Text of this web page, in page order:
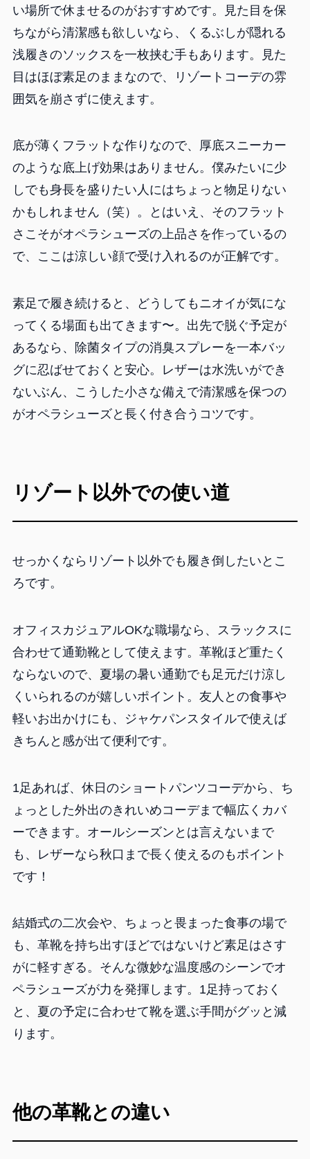
い場所で休ませるのがおすすめです。見た目を保
ちながら清潔感も欲しいなら、くるぶしが隠れる
浅履きのソックスを一枚挟む手もあります。見た
目はほぼ素足のままなので、リゾートコーデの雰
囲気を崩さずに使えます。
底が薄くフラットな作りなので、厚底スニーカー
のような底上げ効果はありません。僕みたいに少
しでも身長を盛りたい人にはちょっと物足りない
かもしれません（笑）。とはいえ、そのフラット
さこそがオペラシューズの上品さを作っているの
で、ここは涼しい顔で受け入れるのが正解です。
素足で履き続けると、どうしてもニオイが気にな
ってくる場面も出てきます〜。出先で脱ぐ予定が
あるなら、除菌タイプの消臭スプレーを一本バッ
グに忍ばせておくと安心。レザーは水洗いができ
ないぶん、こうした小さな備えで清潔感を保つの
がオペラシューズと長く付き合うコツです。
リゾート以外での使い道
せっかくならリゾート以外でも履き倒したいとこ
ろです。
オフィスカジュアルOKな職場なら、スラックスに
合わせて通勤靴として使えます。革靴ほど重たく
ならないので、夏場の暑い通勤でも足元だけ涼し
くいられるのが嬉しいポイント。友人との食事や
軽いお出かけにも、ジャケパンスタイルで使えば
きちんと感が出て便利です。
1足あれば、休日のショートパンツコーデから、ち
ょっとした外出のきれいめコーデまで幅広くカバ
ーできます。オールシーズンとは言えないまで
も、レザーなら秋口まで長く使えるのもポイント
です！
結婚式の二次会や、ちょっと畏まった食事の場で
も、革靴を持ち出すほどではないけど素足はさす
がに軽すぎる。そんな微妙な温度感のシーンでオ
ペラシューズが力を発揮します。1足持っておく
と、夏の予定に合わせて靴を選ぶ手間がグッと減
ります。
他の革靴との違い